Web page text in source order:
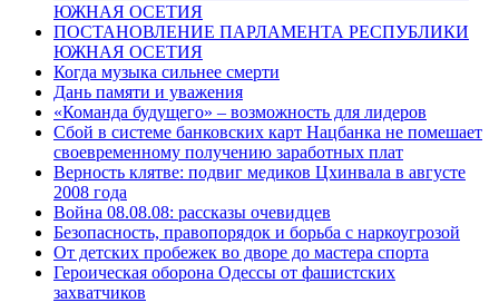
ЮЖНАЯ ОСЕТИЯ
ПОСТАНОВЛЕНИЕ ПАРЛАМЕНТА РЕСПУБЛИКИ
ЮЖНАЯ ОСЕТИЯ
Когда музыка сильнее смерти
Дань памяти и уважения
«Команда будущего» – возможность для лидеров
Сбой в системе банковских карт Нацбанка не помешает
своевременному получению заработных плат
Верность клятве: подвиг медиков Цхинвала в августе
2008 года
Война 08.08.08: рассказы очевидцев
Безопасность, правопорядок и борьба с наркоугрозой
От детских пробежек во дворе до мастера спорта
Героическая оборона Одессы от фашистских
захватчиков